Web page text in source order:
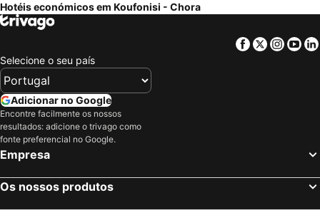
Hotéis económicos em Koufonisi - Chora
Facebook
Twitter
Selecione o seu país
Adicionar no Google
Encontre facilmente os nossos
resultados: adicione o trivago como
fonte preferencial no Google.
Empresa
Os nossos produtos